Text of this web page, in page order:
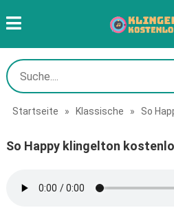
Startseite » Klassische » So
So Happy klingelton